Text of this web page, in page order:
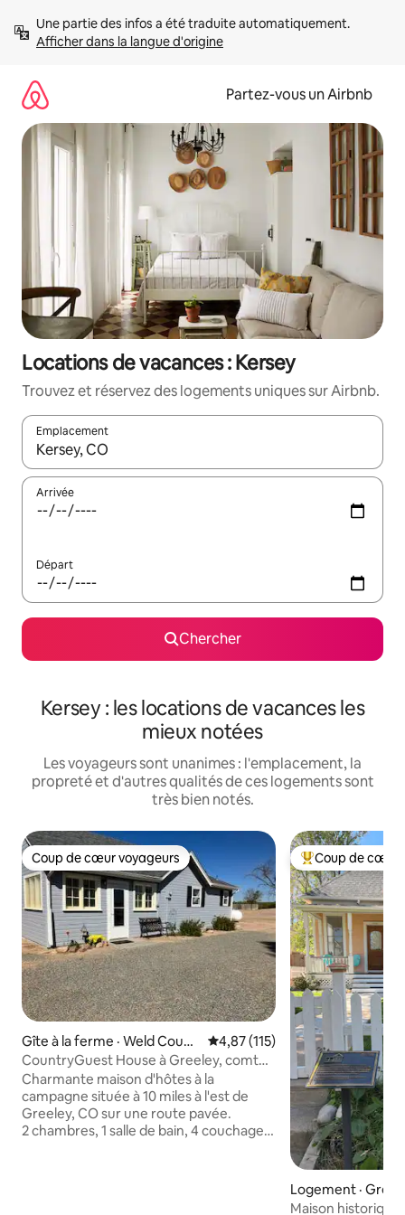
directement
Afficher dans la langue d'origine
Partez-vous un Airbnb
Locations de vacances : Kersey
Trouvez et réservez des logements uniques sur Airbnb.
Emplacement
Quand les résultats sont affichés, parcourez-les en utilisant
Arrivée
Départ
Chercher
Kersey : les locations de vacances les
mieux notées
Les voyageurs sont unanimes : l'emplacement, la
propreté et d'autres qualités de ces logements sont
très bien notés.
Coup de cœur voyageurs
Coup de cœur voyageurs
Gîte à la ferme · Weld Count
y
Note moyenne de 4,87 sur 5,
4,87 (115)
CountryGuest House à Greeley, comté
de Weld, Colorado
Charmante maison d'hôtes à la
campagne située à 10 miles à l'est de
Greeley, CO sur une route pavée.
2 chambres, 1 salle de bain, 4 couchages.
Coup de cœur
Coup de cœur
Logement ·
Maison